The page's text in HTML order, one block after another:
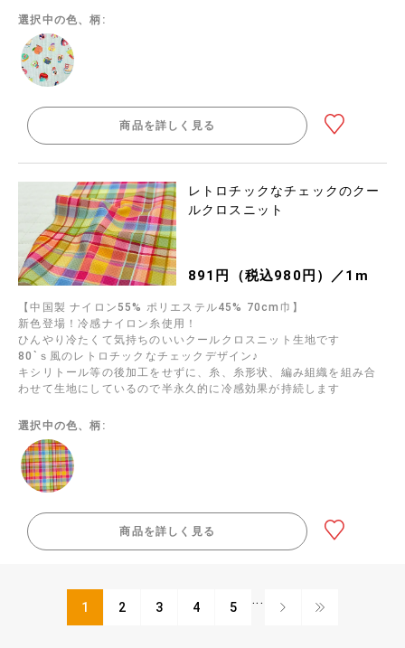
選択中の色、柄:
商品を詳しく見る
レトロチックなチェックのクー
ルクロスニット
891円（税込980円）／1m
【中国製 ナイロン55% ポリエステル45% 70cm巾】
新色登場！冷感ナイロン糸使用！
ひんやり冷たくて気持ちのいいクールクロスニット生地です
80`ｓ風のレトロチックなチェックデザイン♪
キシリトール等の後加工をせずに、糸、糸形状、編み組織を組み合
わせて生地にしているので半永久的に冷感効果が持続します
選択中の色、柄:
商品を詳しく見る
1 2 3 4 5 ...